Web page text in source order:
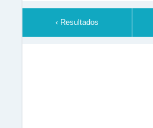
‹ Resultados